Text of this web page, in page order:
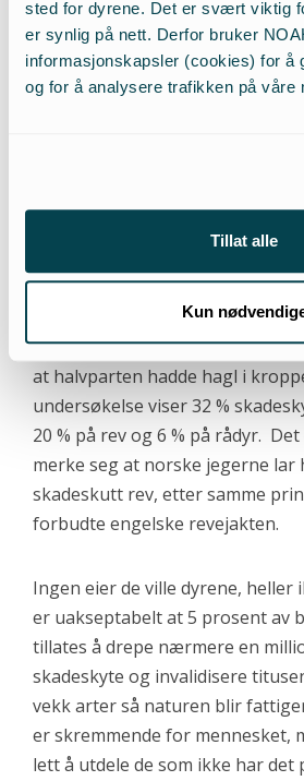
sted for dyrene. Det er svært viktig
er synlig på nett. Derfor bruker
informasjonskapsler (cookies) for å
og for å analysere trafikken på våre
Tillat alle
Kun
Møre og Romsdal 2004, blir bare
skadeskutte dyrene funnet.
5 ganger større fare for
vanskeliggjør også ettersøket.
Skadeskyting
Småviltjakta medfører stor
Studier av ryper funnet under
at halvparten hadde hagl i
undersøkelse viser 32 %
20 % på rev og 6 % på rådyr.
merke seg at norske jegerne lar
skadeskutt rev, etter samme
forbudte engelske revejakten.
Ingen eier de ville dyrene, heller
er uakseptabelt at 5 prosent av
tillates å drepe nærmere en
skadeskyte og invalidisere
vekk arter så naturen blir
er skremmende for mennesket,
lett å utdele de som ikke har det